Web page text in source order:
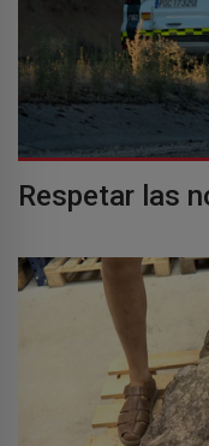
Respetar las